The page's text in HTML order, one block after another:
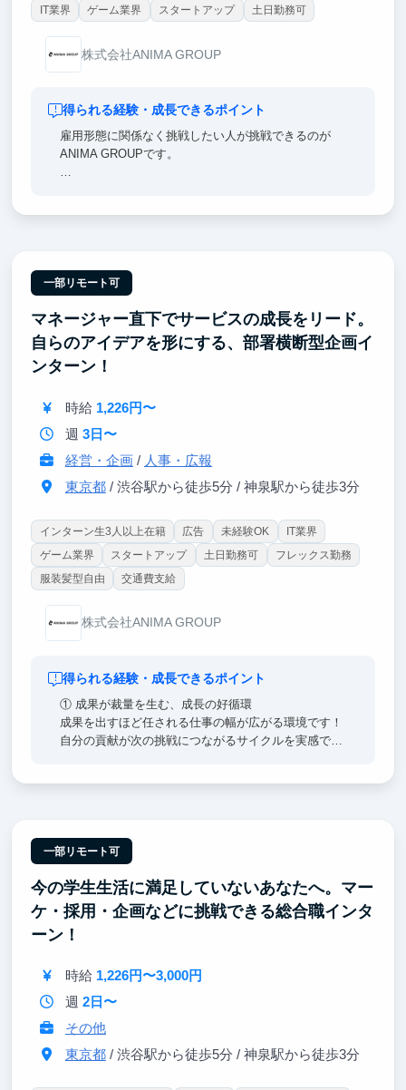
IT業界 ゲーム業界 スタートアップ 土日勤務可
株式会社ANIMA GROUP
得られる経験・成長できるポイント
雇用形態に関係なく挑戦したい人が挑戦できるのが
ANIMA GROUPです。
必要な成果をインターンに出していただいています。
そのような背景からANIMA GROUPに関わったインタ
ーンは、
以下のような成長実績を持って社会で活躍いただいて
います。
博報堂など）
・プロジェクトリーダーへの抜擢
・学生起業
一部リモート可
マネージャー直下でサービスの成長をリード。
自らのアイデアを形にする、部署横断型企画イ
ンターン！
時給 1,226円〜
週 3日〜
経営・企画/ 人事・広報
東京都/ 渋谷駅から徒歩5分 / 神泉駅から徒歩3分
インターン生3人以上在籍 広告 未経験OK
IT業界
ゲーム業界
スタートアップ 土日勤務可
フレックス勤務
服装髪型自由
交通費支給
株式会社ANIMA GROUP
得られる経験・成長できるポイント
① 成果が裁量を生む、成長の好循環
成果を出すほど任される仕事の幅が広がる環境です！
自分の貢献が次の挑戦につながるサイクルを実感でき
トプットまで一貫して取り組むことで、早期活躍を目
指します。
③ 多様なバックグラウンドを持つメンバーと働ける
環境
起業経験者やMBA取得者、メルカリ・リクルート出身
で、実践的な知見や多様な視点に触れることができま
す。
一部リモート可
今の学生生活に満足していないあなたへ。マー
ケ・採用・企画などに挑戦できる総合職インタ
ーン！
時給 1,226円〜3,000円
週 2日〜
その他
東京都/ 渋谷駅から徒歩5分 / 神泉駅から徒歩3分